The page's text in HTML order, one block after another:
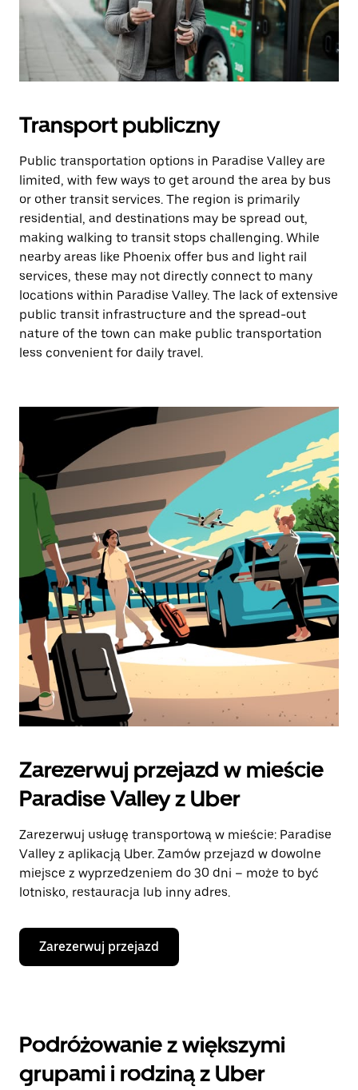
Transport publiczny
Public transportation options in Paradise Valley are
limited, with few ways to get around the area by bus
or other transit services. The region is primarily
residential, and destinations may be spread out,
making walking to transit stops challenging. While
nearby areas like Phoenix offer bus and light rail
services, these may not directly connect to many
locations within Paradise Valley. The lack of extensive
public transit infrastructure and the spread-out
nature of the town can make public transportation
less convenient for daily travel.
Zarezerwuj przejazd w mieście
Paradise Valley z Uber
Zarezerwuj usługę transportową w mieście: Paradise
Valley z aplikacją Uber. Zamów przejazd w dowolne
miejsce z wyprzedzeniem do 30 dni – może to być
lotnisko, restauracja lub inny adres.
Zarezerwuj przejazd
Podróżowanie z większymi
grupami i rodziną z Uber